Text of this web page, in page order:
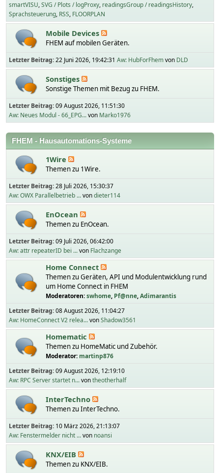
smartVISU SVG / Plots / logProxy readingsGroup / readingsHistory
Sprachsteuerung RSS FLOORPLAN
Mobile Devices
FHEM auf mobilen Geräten.
Letzter Beitrag:22 Juni 2026, 19:42:31 Aw: HubForFhemvon DLD
Sonstiges
Sonstige Themen mit Bezug zu FHEM.
Letzter Beitrag:09 August 2026, 11:51:30
Aw: Neues Modul - 66_EPG...von Marko1976
FHEM - Hausautomations-Systeme
1Wire
Themen zu 1Wire.
Letzter Beitrag:28 Juli 2026, 15:30:37
Aw: OWX Parallelbetrieb ...vondieter114
EnOcean
Themen zu EnOcean.
Letzter Beitrag:09 Juli 2026, 06:42:00
Aw: attr repeaterID bei ...von Flachzange
Home Connect
Themen zu Geräten, API und Modulentwicklung rund
um Home Connect in FHEM
Moderatoren:swhome, Pf@nne,Adimarantis
Letzter Beitrag:08 August 2026, 11:04:27
Aw: HomeConnect V2 relea...vonShadow3561
Homematic
Themen zu HomeMatic und Zubehör.
Moderator: martinp876
Letzter Beitrag:09 August 2026, 12:19:10
Aw: RPC Server startet n...vontheotherhalf
InterTechno
Themen zu InterTechno.
Letzter Beitrag: 10 März 2026, 21:13:07
Aw: Fenstermelder nicht ...von noansi
KNX/EIB
Themen zu KNX/EIB.